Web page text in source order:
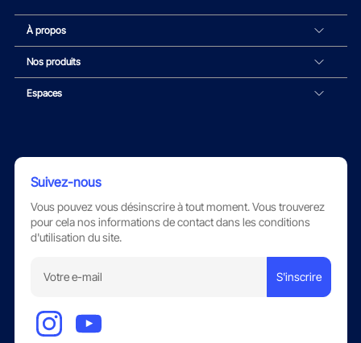
À propos
Nos produits
Espaces
Suivez-nous
Vous pouvez vous désinscrire à tout moment. Vous trouverez
pour cela nos informations de contact dans les conditions
d'utilisation du site.
S'inscrire